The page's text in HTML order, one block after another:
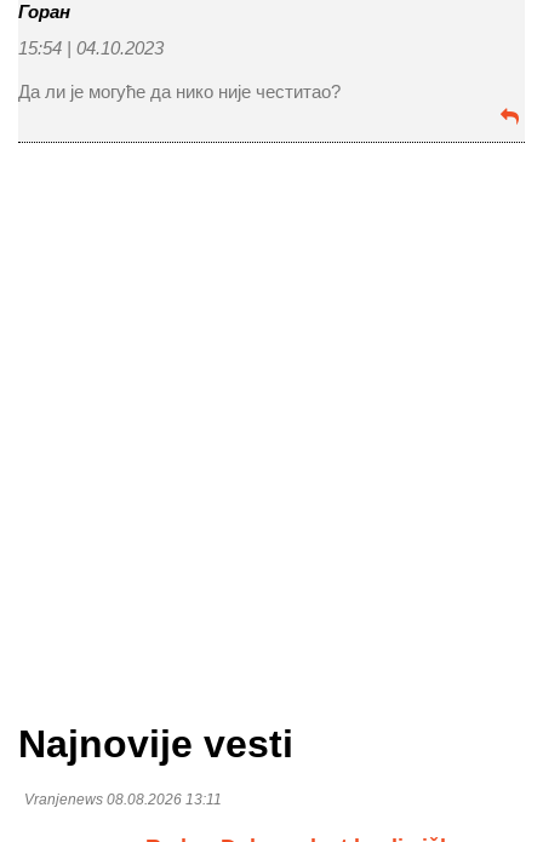
Горан
15:54 | 04.10.2023
Да ли је могуће да нико није честитао?
Najnovije vesti
Vranjenews 08.08.2026 13:11